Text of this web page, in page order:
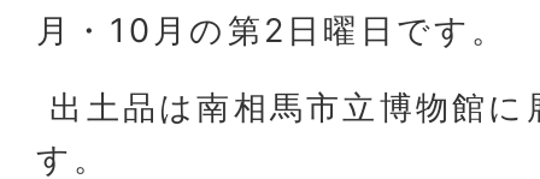
月・10月の第2日曜日です。
出土品は南相馬市立博物館
す。